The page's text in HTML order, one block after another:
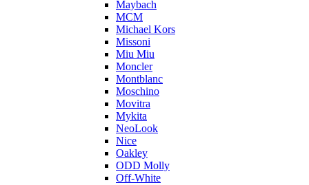
Maybach
MCM
Michael Kors
Missoni
Miu Miu
Moncler
Montblanc
Moschino
Movitra
Mykita
NeoLook
Nice
Oakley
ODD Molly
Off-White